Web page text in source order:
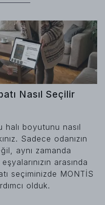
Nasıl Seçilir
halı boyutunu nasıl
Sadece odanızın
aynı zamanda
arasında
seçiminizde MONTİS
olduk.